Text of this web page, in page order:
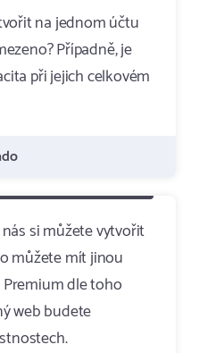
na jednom účtu
Případně, je
při jejich celkovém
si můžete vytvořit
můžete mít jinou
dle toho
web budete